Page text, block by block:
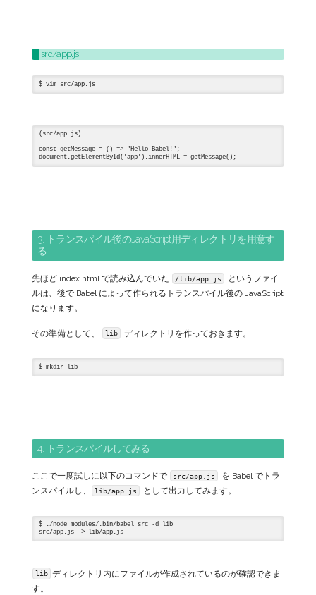
src/app.js
(src/app.js)
const getMessage = () => "Hello Babel!";
3. トランスパイル後のJavaScript用ディレクトリを用意す
る
先ほど index.html で読み込んでいた /lib/app.js
というファイ
ルは、後で Babel によって作られるトランスパイル後の JavaScript
になります。
その準備として、 lib ディレクトリを作っておきます。
4. トランスパイルしてみる
ここで一度試しに以下のコマンドで src/app.js
を Babel でトラ
ンスパイルし、
lib/app.js として出力してみます。
$ ./node_modules/.bin/babel src -d lib
lib ディレクトリ内にファイルが作成されているのが確認できま
す。